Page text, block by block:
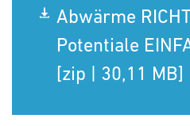
Abwärme
Potentiale
[zip | 30,11 MB]